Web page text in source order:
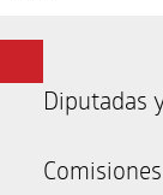
Diputadas